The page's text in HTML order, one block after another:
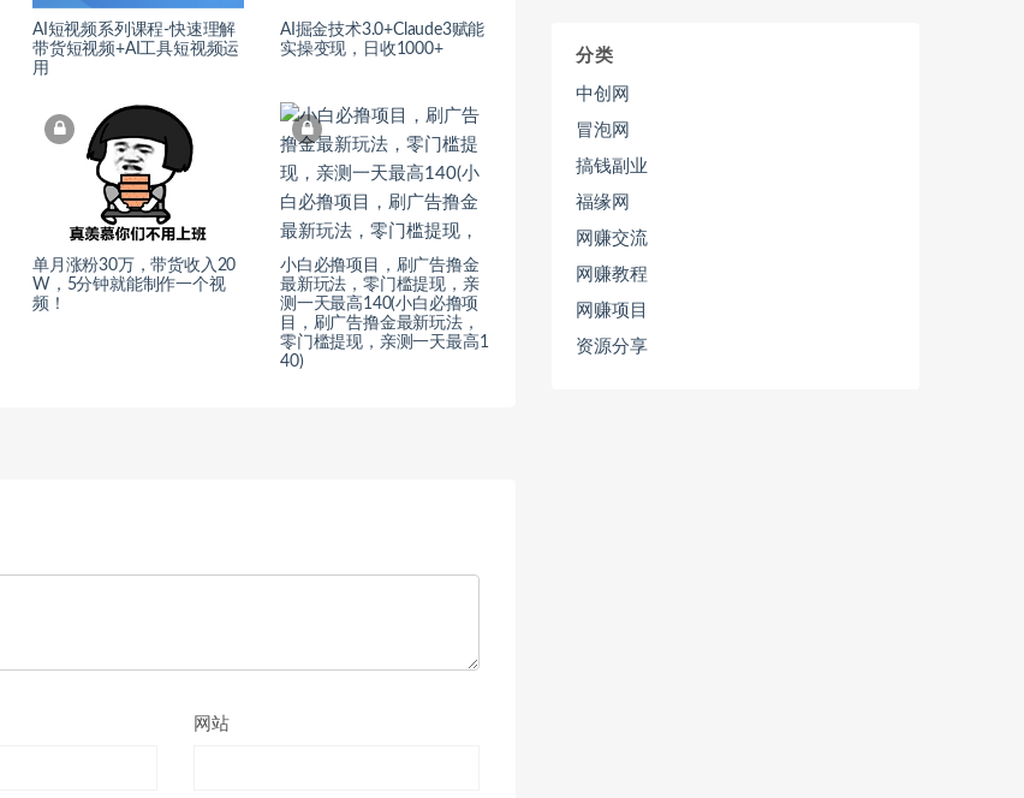
AI短视频系列课程-快速理解
带货短视频+AI工具短视频运
用
AI掘金技术3.0+Claude3赋能
实操变现，日收1000+
单月涨粉30万，带货收入20
W，5分钟就能制作一个视
频！
小白必撸项目，刷广告撸金
最新玩法，零门槛提现，亲
测一天最高140(小白必撸项
目，刷广告撸金最新玩法，
零门槛提现，亲测一天最高1
40)
网站
分类
中创网
冒泡网
搞钱副业
福缘网
网赚交流
网赚教程
网赚项目
资源分享